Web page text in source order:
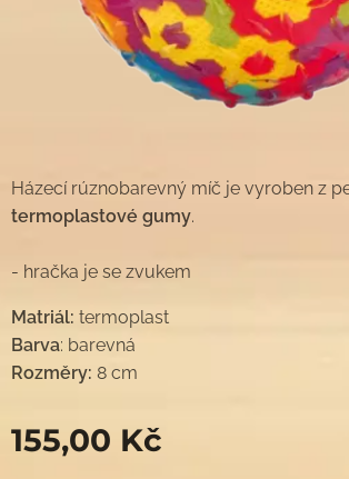
Házecí rúznobarevný míč je vyroben z
termoplastové gumy.
- hračka je se zvukem
Matriál: termoplast
Barva: barevná
Rozměry: 8 cm
155,00 Kč